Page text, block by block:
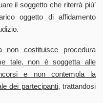
il soggetto che riterrà più’
oggetto di affidamento
non costituisce procedura
tale, non è soggetta alle
e non contempla la
dei partecipanti, trattandosi